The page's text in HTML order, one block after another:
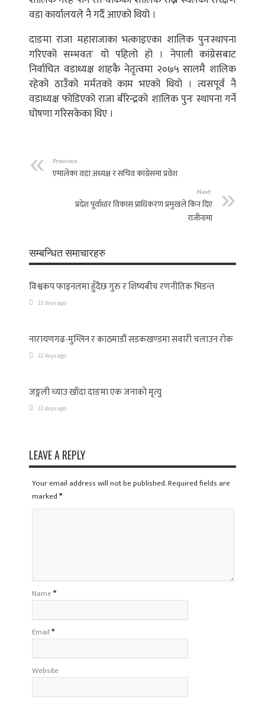
वडा कार्यालयले नै गर्दै आएको थियो ।
दाङमा राजा महाराजाका भत्काइएका शालिक पुनःस्थापना
गरिएको सम्भवतः यो पहिलो हो । नेपाली कांग्रेसबाट
निर्वाचित वडाध्यक्ष शाहकै नेतृत्वमा २०७५ सालमै शालिक
रहेको ठाउँको मर्मतको काम भएको थियो । त्यसपूर्व नै
वडाध्यक्ष फोडिएको राजा बीरेन्द्रको शालिक पुनः स्थापना गर्ने
घोषणा गरिसकेका थिए ।
Previous:
एमालेका वडा अध्यक्ष र सचिव कांग्रेसमा प्रवेश
Next:
प्रदेश पूर्वाधार विकास प्राधिकरण प्रमुखले किन दिए
राजीनामा
सम्बन्धित समाचारहरु
विश्वकप फाइनलमा हुँदैछ गुरु र शिष्यबीच रणनीतिक भिडन्त
22 days ago
नारायणगढ-मुग्लिन र काठमाडौं सडकखण्डमा सवारी चलाउन रोक
22 days ago
जङ्गली च्याउ खाँदा दाङमा एक जनाको मृत्यु
22 days ago
LEAVE A REPLY
Your email address will not be published. Required fields are
marked*
Name*
Email*
Website